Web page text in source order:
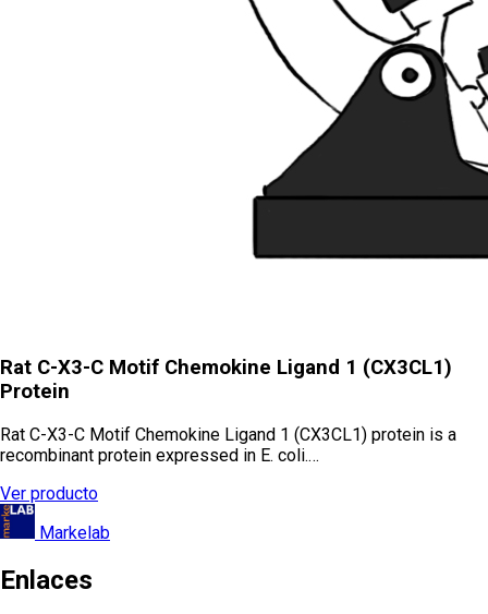
Rat C-X3-C Motif Chemokine Ligand 1 (CX3CL1)
Protein
Rat C-X3-C Motif Chemokine Ligand 1 (CX3CL1) protein is a
recombinant protein expressed in E. coli.…
Ver producto
Markelab
Enlaces